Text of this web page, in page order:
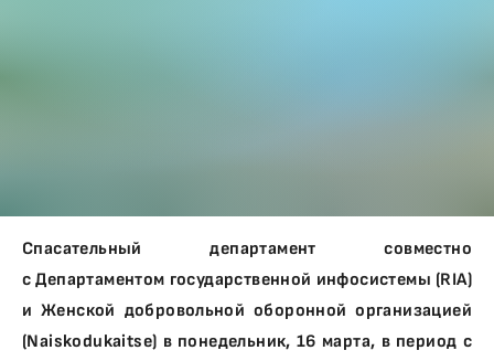
Спасательный департамент совместно
с Департаментом государственной инфосистемы (RIA)
и Женской добровольной оборонной организацией
(Naiskodukaitse) в понедельник, 16 марта, в период с